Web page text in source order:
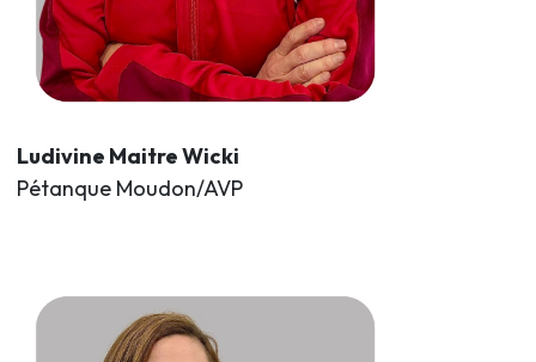
Ludivine Maitre Wicki
Pétanque Moudon/AVP